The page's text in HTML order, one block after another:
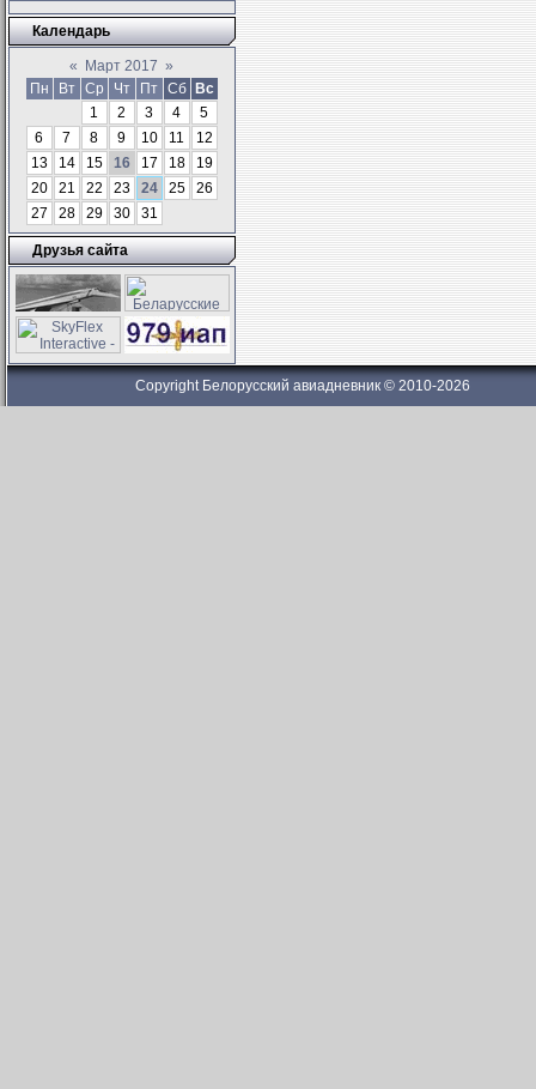
Календарь
« Март 2017 »
Пн
Вт Ср Чт Пт Сб
Вс
1
2 3 4
5
6
7 8 9 10 11
12
13
14 15 16 17 18
19
20
21 22 23 24 25
26
27
28 29 30 31
Друзья сайта
Copyright Белорусский авиадневник © 2010-2026